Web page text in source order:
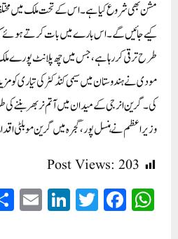
مشن بھی شروع کیا ہے۔ اس کے تحت ملک میں
کیے جائیں گے۔ اس بارے میں بات کرتے ہوئے
طرح ترقی کر رہا ہے، جس میں چھ پلانٹ پورے
مودی نے ہندوستان میں سیمی کنڈکٹر کی تیاری
کی۔ گرین انرجی کے میدان میں آتم نربھر
وزیر اعظم نے ہنسل پور، گجرہ میں گرین موبلٹی
Post Views: 203
W
ha
Fa
ce
T
wi
Li
nk
E
m